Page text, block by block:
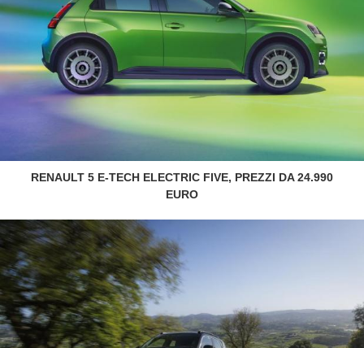
RENAULT 5 E-TECH ELECTRIC FIVE, PREZZI DA 24.990
EURO